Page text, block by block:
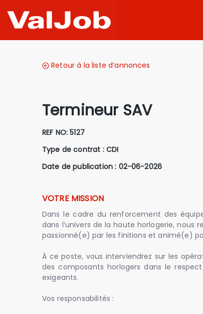
Retour à la liste d’annonces
Termineur SAV
REF NO:5127
Type de contrat : CDI
Date de publication : 02-06-2026
VOTRE MISSION
Dans le cadre du renforcement des
dans l’univers de la haute horlogerie, nous
passionné(e) par les finitions et animé(e)
À ce poste, vous interviendrez sur les
des composants horlogers dans le
exigeants.
Vos responsabilités :